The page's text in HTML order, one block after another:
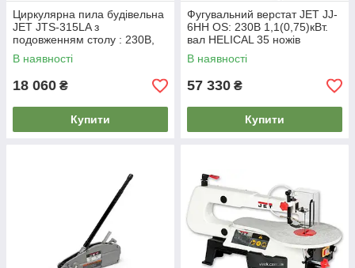
Циркулярна пила будівельна
JET JTS-315LA з
подовженням столу : 230В,
2.0/ 1,2 кВт, диск Ø= 315/30
мм
В наявності
18 060 ₴
Купити
Фугувальний верстат JET JJ-
6HH OS: 230В 1,1(0,75)кВт.
вал HELICAL 35 ножів
15х15х2,5мм.
В наявності
57 330 ₴
Купити